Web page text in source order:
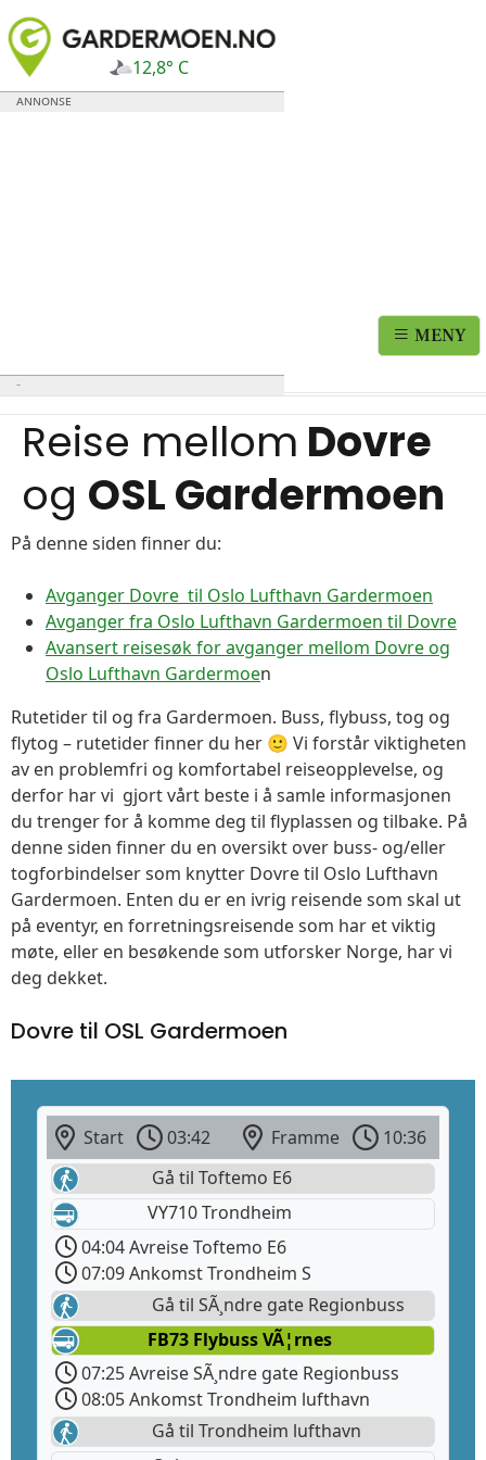
12,8° C
MENY
Reise mellom Dovre
og OSL Gardermoen
På denne siden finner du:
Avganger Dovre til Oslo Lufthavn Gardermoen
Avganger fra Oslo Lufthavn Gardermoen til Dovre
Avansert reisesøk for avganger mellom Dovre og
Oslo Lufthavn Gardermoen
Rutetider til og fra Gardermoen. Buss, flybuss, tog og
flytog – rutetider finner du her 🙂 Vi forstår viktigheten
av en problemfri og komfortabel reiseopplevelse, og
derfor har vi gjort vårt beste i å samle informasjonen
du trenger for å komme deg til flyplassen og tilbake. På
denne siden finner du en oversikt over buss- og/eller
togforbindelser som knytter Dovre til Oslo Lufthavn
Gardermoen. Enten du er en ivrig reisende som skal ut
på eventyr, en forretningsreisende som har et viktig
møte, eller en besøkende som utforsker Norge, har vi
deg dekket.
Dovre til OSL Gardermoen
Start 03:42 Framme
10:36
Gå til Toftemo E6
VY710 Trondheim
04:04 Avreise Toftemo E6
07:09 Ankomst Trondheim S
Gå til SÃ¸ndre gate Regionbuss
FB73 Flybuss VÃ¦rnes
07:25 Avreise SÃ¸ndre gate Regionbuss
08:05 Ankomst Trondheim lufthavn
Gå til Trondheim lufthavn